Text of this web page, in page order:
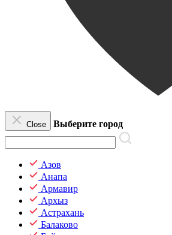
Close Выберите город
Азов
Анапа
Армавир
Архыз
Астрахань
Балаково